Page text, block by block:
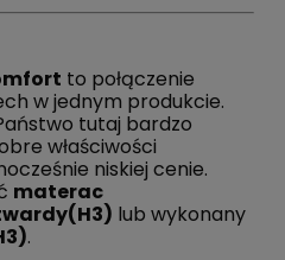
to połączenie
w jednym produkcie.
tutaj bardzo
właściwości
niskiej cenie.
materac
lub wykonany
.